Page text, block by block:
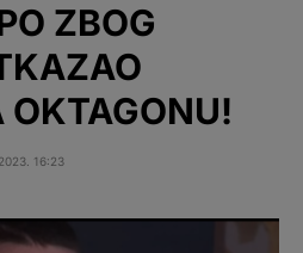
ZBOG
16:23